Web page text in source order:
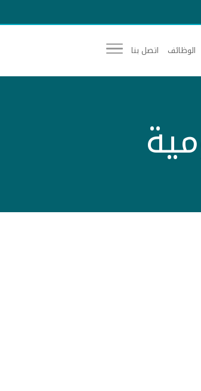
الوظائف اتصل بنا